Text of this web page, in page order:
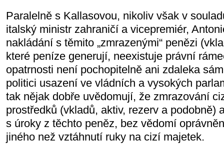
Paralelně s Kallasovou, nikoliv však v
italský ministr zahraničí a vicepremiér,
nakládání s těmito „zmrazenými“ penězi
které peníze generují, neexistuje právní
opatrnosti není pochopitelně ani zdaleka
politici usazení ve vládních a vysokých
tak nějak dobře uvědomují, že zmrazování
prostředků (vkladů, aktiv, rezerv a podobně)
s úroky z těchto peněz, bez vědomí
jiného než vztáhnutí ruky na cizí majetek.